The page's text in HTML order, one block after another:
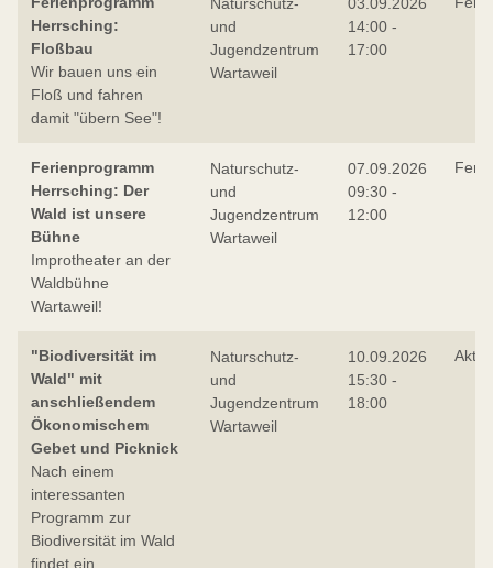
Herrsching:
Floßbau
Wir bauen uns ein
Floß und fahren
damit "übern See"!
und
Jugendzentrum
Wartaweil
14:00 -
17:00
Ferienprogramm
Herrsching: Der
Wald ist unsere
Bühne
Improtheater an der
Waldbühne
Wartaweil!
Naturschutz-
und
Jugendzentrum
Wartaweil
07.09.2026
09:30 -
12:00
"Biodiversität im
Wald" mit
anschließendem
Ökonomischem
Gebet und Picknick
Nach einem
interessanten
Programm zur
Biodiversität im Wald
findet ein
Naturschutz-
und
Jugendzentrum
Wartaweil
10.09.2026
15:30 -
18:00